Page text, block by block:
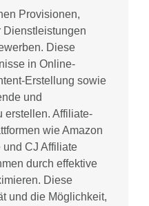
Provisionen,
Dienstleistungen
Diese
in Online-
Erstellung sowie
und
erstellen. Affiliate-
wie Amazon
CJ Affiliate
durch effektive
Diese
und die Möglichkeit,